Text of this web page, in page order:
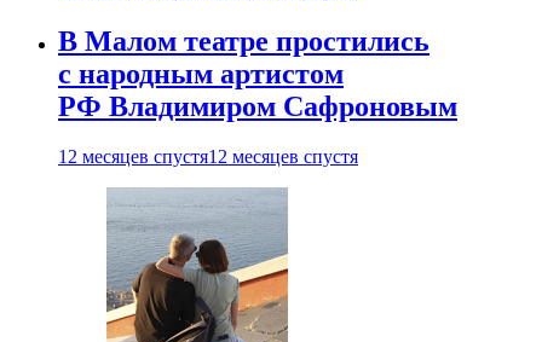
В Малом театре простились
с народным артистом
РФ Владимиром Сафроновым
12 месяцев спустя12 месяцев спустя